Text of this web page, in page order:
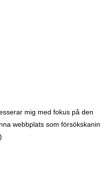
mig med fokus på den
webbplats som försökskanin